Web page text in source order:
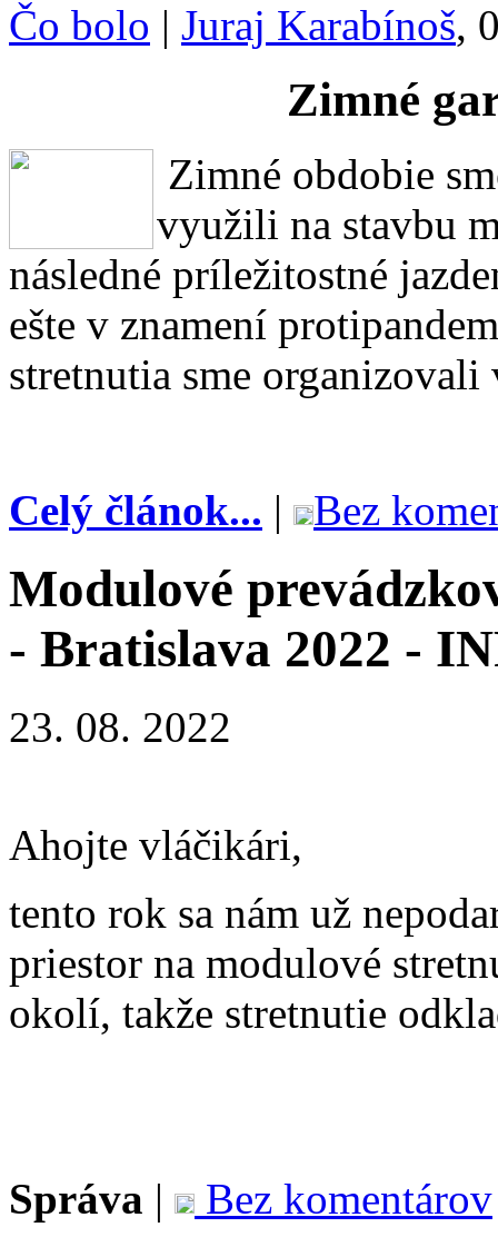
Čo bolo | Juraj Karabínoš,
Zimné
Zimné obdobie
využili na stavbu
následné príležitostné
ešte v znamení
stretnutia sme
Celý článok... | Bez
Modulové
- Bratislava 2022 -
23. 08. 2022
Ahojte vláčikári,
tento rok sa nám už
priestor na modulové
okolí, takže stretnutie
Správa | Bez komentárov